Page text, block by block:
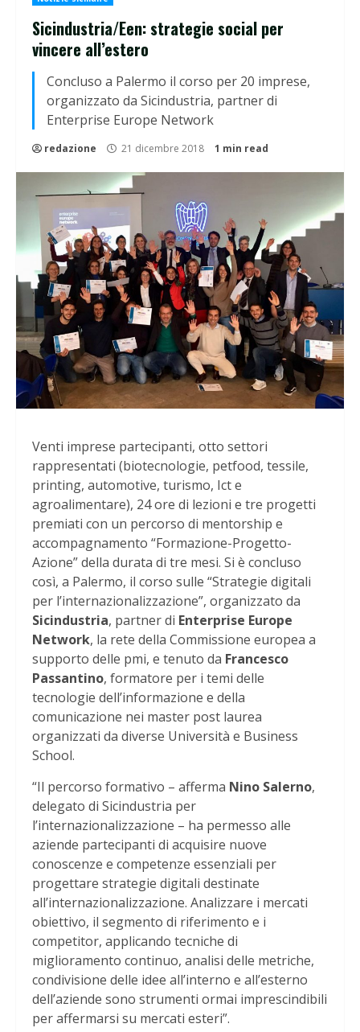
Sicindustria/Een: strategie social per
vincere all’estero
Concluso a Palermo il corso per 20 imprese,
organizzato da Sicindustria, partner di
Enterprise Europe Network
redazione 21 dicembre 2018 1 min read
Venti imprese partecipanti, otto settori
rappresentati (biotecnologie, petfood, tessile,
printing, automotive, turismo, Ict e
agroalimentare), 24 ore di lezioni e tre progetti
premiati con un percorso di mentorship e
accompagnamento “Formazione-Progetto-
Azione” della durata di tre mesi. Si è concluso
così, a Palermo, il corso sulle “Strategie digitali
per l’internazionalizzazione”, organizzato da
Sicindustria, partner di Enterprise Europe
Network, la rete della Commissione europea a
supporto delle pmi, e tenuto da Francesco
Passantino, formatore per i temi delle
tecnologie dell’informazione e della
comunicazione nei master post laurea
organizzati da diverse Università e Business
School.
“Il percorso formativo – afferma Nino Salerno,
delegato di Sicindustria per
l’internazionalizzazione – ha permesso alle
aziende partecipanti di acquisire nuove
conoscenze e competenze essenziali per
progettare strategie digitali destinate
all’internazionalizzazione. Analizzare i mercati
obiettivo, il segmento di riferimento e i
competitor, applicando tecniche di
miglioramento continuo, analisi delle metriche,
condivisione delle idee all’interno e all’esterno
dell’aziende sono strumenti ormai imprescindibili
per affermarsi su mercati esteri”.